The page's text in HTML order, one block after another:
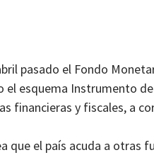
pasado el Fondo
el esquema Instrumento
financieras y fiscales, a
que el país acuda a otras